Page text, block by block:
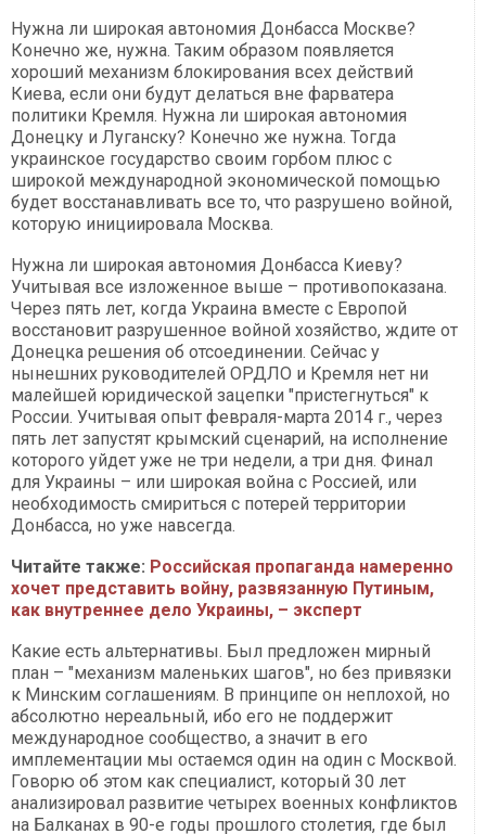
Нужна ли широкая автономия Донбасса Москве?
Конечно же, нужна. Таким образом появляется
хороший механизм блокирования всех действий
Киева, если они будут делаться вне фарватера
политики Кремля. Нужна ли широкая автономия
Донецку и Луганску? Конечно же нужна. Тогда
украинское государство своим горбом плюс с
широкой международной экономической помощью
будет восстанавливать все то, что разрушено войной,
которую инициировала Москва.
Нужна ли широкая автономия Донбасса Киеву?
Учитывая все изложенное выше – противопоказана.
Через пять лет, когда Украина вместе с Европой
восстановит разрушенное войной хозяйство, ждите от
Донецка решения об отсоединении. Сейчас у
нынешних руководителей ОРДЛО и Кремля нет ни
малейшей юридической зацепки "пристегнуться" к
России. Учитывая опыт февраля-марта 2014 г., через
пять лет запустят крымский сценарий, на исполнение
которого уйдет уже не три недели, а три дня. Финал
для Украины – или широкая война с Россией, или
необходимость смириться с потерей территории
Донбасса, но уже навсегда.
Читайте также: Российская пропаганда намеренно
хочет представить войну, развязанную Путиным,
как внутреннее дело Украины, – эксперт
Какие есть альтернативы. Был предложен мирный
план – "механизм маленьких шагов", но без привязки
к Минским соглашениям. В принципе он неплохой, но
абсолютно нереальный, ибо его не поддержит
международное сообщество, а значит в его
имплементации мы остаемся один на один с Москвой.
Говорю об этом как специалист, который 30 лет
анализировал развитие четырех военных конфликтов
на Балканах в 90-е годы прошлого столетия, где был